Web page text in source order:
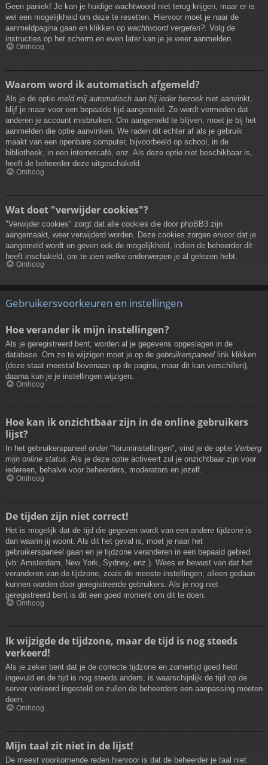
Geen paniek! Je kan je huidige wachtwoord niet terug krijgen, maar er is
wel een mogelijkheid om deze te resetten. Hiervoor moet je naar de
aanmeldpagina gaan en klikken op wachtwoord vergeten? . Volg de
instructies op het scherm en even later kan je je weer aanmelden.
Omhoog
Waarom word ik automatisch afgemeld?
Als je de optie meld mij automatisch aan bij ieder bezoek niet aanvinkt,
blijf je maar voor een bepaalde tijd aangemeld. Zo wordt vermeden dat
anderen je account misbruiken. Om aangemeld te blijven, moet je bij het
aanmelden die optie aanvinken. We raden dit echter af als je gebruik
maakt van een openbare computer, bijvoorbeeld op school, in de
bibliotheek, in een internetcafé, enz. Als deze optie niet beschikbaar is,
heeft de beheerder deze uitgeschakeld.
Omhoog
Wat doet "verwijder cookies"?
"Verwijder cookies" zorgt dat alle cookies die door phpBB3 zijn
aangemaakt, weer verwijderd worden. Deze cookies zorgen ervoor dat je
aangemeld wordt en geven ook de mogelijkheid, indien de beheerder dit
heeft inschakeld, om te zien welke onderwerpen je al gelezen hebt.
Omhoog
Gebruikersvoorkeuren en instellingen
Hoe verander ik mijn instellingen?
Als je geregistreerd bent, worden al je gegevens opgeslagen in de
database. Om ze te wijzigen moet je op de gebruikerspaneel link klikken
(deze staat meestal bovenaan op de pagina, maar dit kan verschillen),
daarna kun je je instellingen wijzigen.
Omhoog
Hoe kan ik onzichtbaar zijn in de online gebruikers
lijst?
In het gebruikerspaneel onder "foruminstellingen", vind je de optie Verberg
mijn online status. Als je deze optie activeert zul je onzichtbaar zijn voor
iedereen, behalve voor beheerders, moderators en jezelf.
Omhoog
De tijden zijn niet correct!
Het is mogelijk dat de tijd die gegeven wordt van een andere tijdzone is
dan waarin jij woont. Als dit het geval is, moet je naar het
gebruikerspaneel gaan en je tijdzone veranderen in een bepaald gebied
(vb: Amsterdam, New York, Sydney, enz.). Wees er bewust van dat het
veranderen van de tijdzone, zoals de meeste instellingen, alleen gedaan
kunnen worden door geregistreerde gebruikers. Als je nog niet
geregistreerd bent is dit een goed moment om dit te doen.
Omhoog
Ik wijzigde de tijdzone, maar de tijd is nog steeds
verkeerd!
Als je zeker bent dat je de correcte tijdzone en zomertijd goed hebt
ingevuld en de tijd is nog steeds anders, is waarschijnlijk de tijd op de
server verkeerd ingesteld en zullen de beheerders een aanpassing moeten
doen.
Omhoog
Mijn taal zit niet in de lijst!
De meest voorkomende reden hiervoor is dat de beheerder je taal niet